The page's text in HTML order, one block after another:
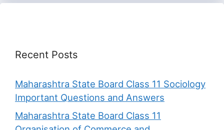
Recent Posts
Maharashtra State Board Class 11 Sociology
Important Questions and Answers
Maharashtra State Board Class 11